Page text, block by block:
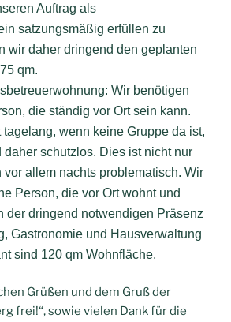
Auftrag als
satzungsmäßig erfüllen zu
wir daher dringend den geplanten
qm.
Wir benötigen
die ständig vor Ort sein kann.
tagelang, wenn keine Gruppe da ist,
daher schutzlos. Dies ist nicht nur
vor allem nachts problematisch. Wir
Person, die vor Ort wohnt und
der dringend notwendigen Präsenz
Gastronomie und Hausverwaltung
sind 120 qm Wohnfläche.
Grüßen und dem Gruß der
frei!“, sowie vielen Dank für die